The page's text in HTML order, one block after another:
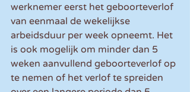
werknemer eerst het geboorteverlof
van eenmaal de wekelijkse
arbeidsduur per week opneemt. Het
is ook mogelijk om minder dan 5
weken aanvullend geboorteverlof op
te nemen of het verlof te spreiden